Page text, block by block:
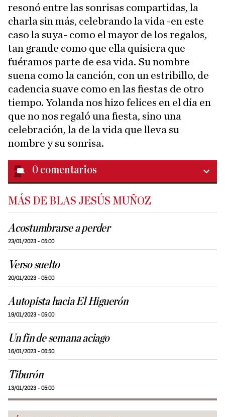
resonó entre las sonrisas compartidas, la
charla sin más, celebrando la vida -en este
caso la suya- como el mayor de los regalos,
tan grande como que ella quisiera que
fuéramos parte de esa vida. Su nombre
suena como la canción, con un estribillo, de
cadencia suave como en las fiestas de otro
tiempo. Yolanda nos hizo felices en el día en
que no nos regaló una fiesta, sino una
celebración, la de la vida que lleva su
nombre y su sonrisa.
0 comentarios
MÁS DE BLAS JESÚS MUÑOZ
Acostumbrarse a perder
23/01/2023 - 05:00
Verso suelto
20/01/2023 - 05:00
Autopista hacia El Higuerón
19/01/2023 - 05:00
Un fin de semana aciago
16/01/2023 - 06:50
Tiburón
13/01/2023 - 05:00